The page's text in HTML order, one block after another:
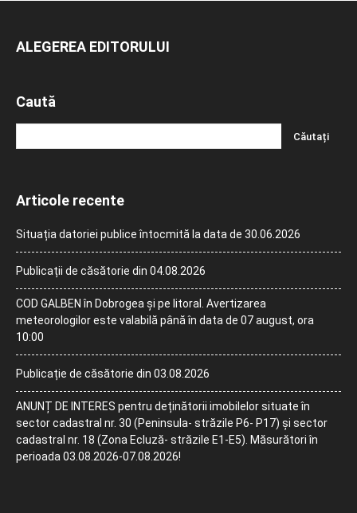
ALEGEREA EDITORULUI
Caută
Articole recente
Situația datoriei publice întocmită la data de 30.06.2026
Publicații de căsătorie din 04.08.2026
COD GALBEN în Dobrogea și pe litoral. Avertizarea
meteorologilor este valabilă până în data de 07 august, ora
10:00
Publicație de căsătorie din 03.08.2026
ANUNȚ DE INTERES pentru deținătorii imobilelor situate în
sector cadastral nr. 30 (Peninsula- străzile P6- P17) și sector
cadastral nr. 18 (Zona Ecluză- străzile E1-E5). Măsurători în
perioada 03.08.2026-07.08.2026!